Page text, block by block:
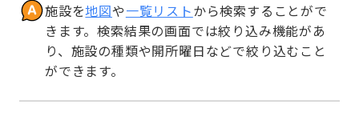
施設を地図や一覧リストから検索することがで
きます。検索結果の画面では絞り込み機能があ
り、施設の種類や開所曜日などで絞り込むこと
ができます。